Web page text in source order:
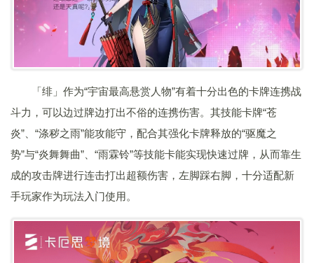
「绯」作为“宇宙最高悬赏人物”有着十分出色的卡牌连携战
斗力，可以边过牌边打出不俗的连携伤害。其技能卡牌“苍
炎”、“涤秽之雨”能攻能守，配合其强化卡牌释放的“驱魔之
势”与“炎舞舞曲”、“雨霖铃”等技能卡能实现快速过牌，从而靠生
成的攻击牌进行连击打出超额伤害，左脚踩右脚，十分适配新
手玩家作为玩法入门使用。